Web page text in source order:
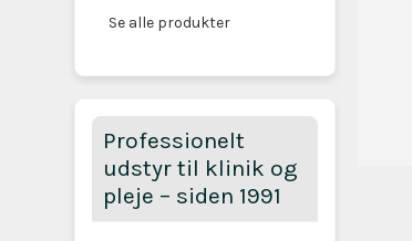
Se alle produkter
Professionelt
udstyr til klinik og
pleje – siden 1991